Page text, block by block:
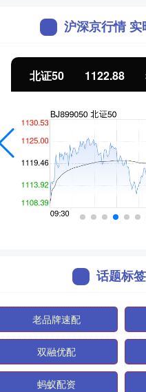
沪深京行情 实
北证50 1122.88
话题标签
老品牌速配
双融优配
蚂蚁配资